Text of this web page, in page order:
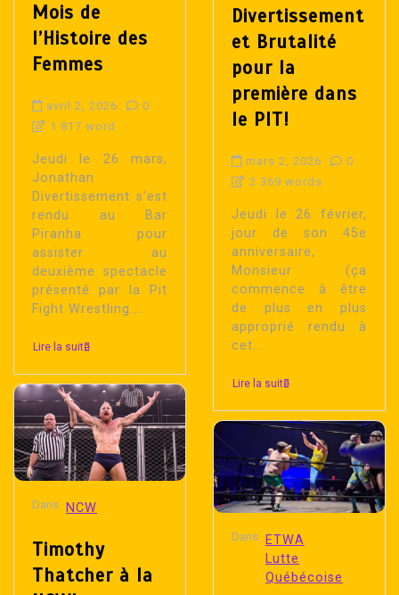
Mois de
l’Histoire des
Femmes
avril 2, 2026
0
1 817 word
Jeudi le 26 mars,
Jonathan
Divertissement s’est
rendu au Bar
Piranha pour
assister au
deuxième spectacle
présenté par la Pit
Fight Wrestling....
Lire la suite
Dans NCW
Timothy
Thatcher à la
Divertissement
et Brutalité
pour la
première dans
le PIT!
mars 2, 2026
0
2 369 words
Jeudi le 26 février,
jour de son 45e
anniversaire,
Monsieur (ça
commence à être
de plus en plus
approprié rendu à
cet...
Lire la suite
Dans
ETWA
Lutte
Québécoise